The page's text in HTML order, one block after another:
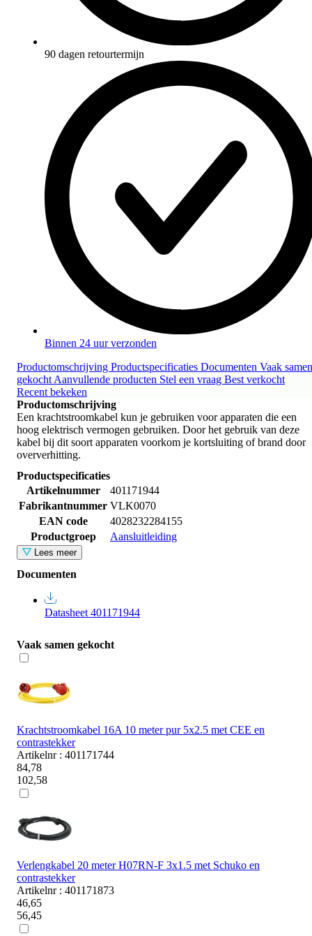
90 dagen retourtermijn
Binnen 24 uur verzonden
Productomschrijving Productspecificaties Documenten Vaak samen
gekocht Aanvullende producten Stel een vraag Best verkocht
Recent bekeken
Productomschrijving
Een krachtstroomkabel kun je gebruiken voor apparaten die een
hoog elektrisch vermogen gebruiken. Door het gebruik van deze
kabel bij dit soort apparaten voorkom je kortsluiting of brand door
oververhitting.
Productspecificaties
Artikelnummer
401171944
Fabrikantnummer VLK0070
EAN code
4028232284155
Productgroep
Aansluitleiding
Lees meer
Documenten
Datasheet 401171944
Vaak samen gekocht
Krachtstroomkabel 16A 10 meter pur 5x2.5 met CEE en
contrastekker
Artikelnr : 401171744
84,78
102,58
Verlengkabel 20 meter H07RN-F 3x1.5 met Schuko en
contrastekker
Artikelnr : 401171873
46,65
56,45